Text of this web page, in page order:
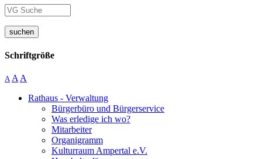
suchen
Schriftgröße
A A A
Rathaus - Verwaltung
Bürgerbüro und Bürgerservice
Was erledige ich wo?
Mitarbeiter
Organigramm
Kulturraum Ampertal e.V.